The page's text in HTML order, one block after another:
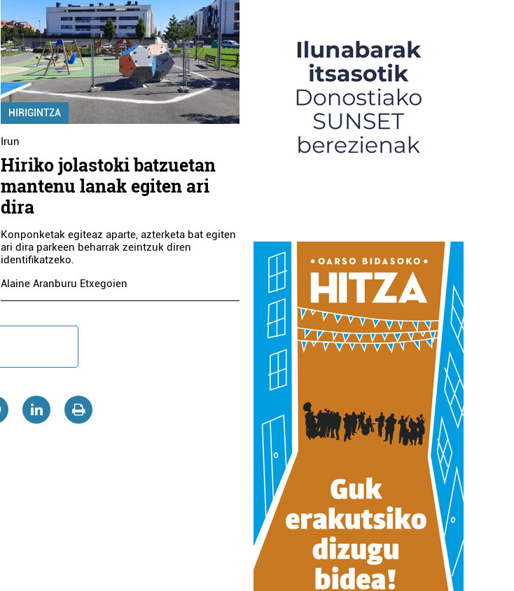
HIRIGINTZA
Irun
Hiriko jolastoki batzuetan
mantenu lanak egiten ari
dira
Konponketak egiteaz aparte, azterketa bat egiten
ari dira parkeen beharrak zeintzuk diren
identifikatzeko.
Alaine Aranburu Etxegoien